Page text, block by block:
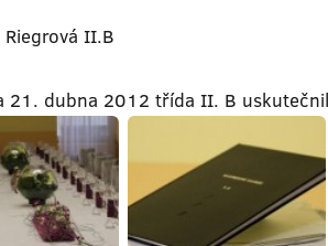
II.B
21. dubna 2012 třída II. B